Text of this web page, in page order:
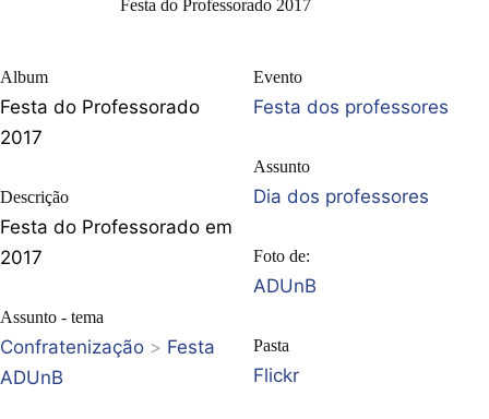
Festa do Professorado 2017
Album
Festa do Professorado
2017
Descrição
Festa do Professorado em
2017
Assunto - tema
Confratenização > Festa
ADUnB
Evento
Festa dos professores
Assunto
Dia dos professores
Foto de:
ADUnB
Pasta
Flickr